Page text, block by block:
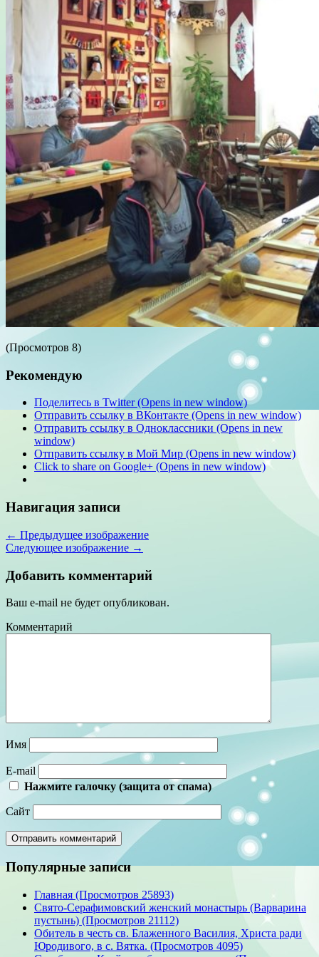
(Просмотров 8)
Рекомендую
Поделитесь в Twitter (Opens in new window)
Отправить ссылку в ВКонтакте (Opens in new window)
Отправить ссылку в Одноклассники (Opens in new
window)
Отправить ссылку в Мой Мир (Opens in new window)
Click to share on Google+ (Opens in new window)
Навигация записи
← Предыдущее изображение
Следующее изображение →
Добавить комментарий
Ваш e-mail не будет опубликован.
Комментарий
Имя
E-mail
Нажмите галочку (защита от спама)
Сайт
Популярные записи
Главная (Просмотров 25893)
Свято-Серафимовский женский монастырь (Варварина
пустынь) (Просмотров 21112)
Обитель в честь св. Блаженного Василия, Христа ради
Юродивого, в с. Вятка. (Просмотров 4095)